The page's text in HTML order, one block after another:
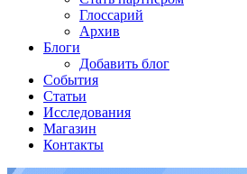
Глоссарий
Архив
Блоги
Добавить блог
События
Статьи
Исследования
Магазин
Контакты